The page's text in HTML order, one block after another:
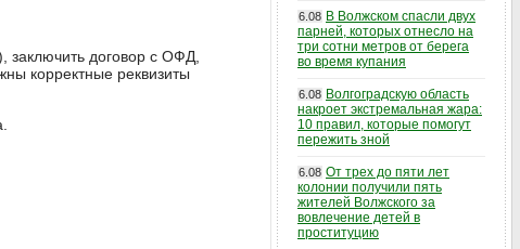
заключить договор с ОФД,
корректные реквизиты
6.08 В Волжском спасли двух
парней, которых отнесло на
три сотни метров от берега
во время купания
6.08 Волгоградскую область
накроет экстремальная жара:
10 правил, которые помогут
пережить зной
6.08 От трех до пяти лет
колонии получили пять
жителей Волжского за
вовлечение детей в
проституцию